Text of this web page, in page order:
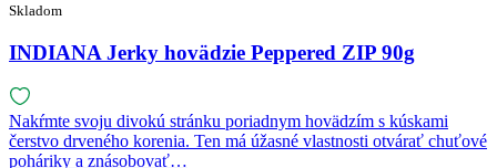
Skladom
INDIANA Jerky hovädzie Peppered ZIP 90g
Nakŕmte svoju divokú stránku poriadnym hovädzím s kúskami
čerstvo drveného korenia. Ten má úžasné vlastnosti otvárať chuťové
poháriky a znásobovať…